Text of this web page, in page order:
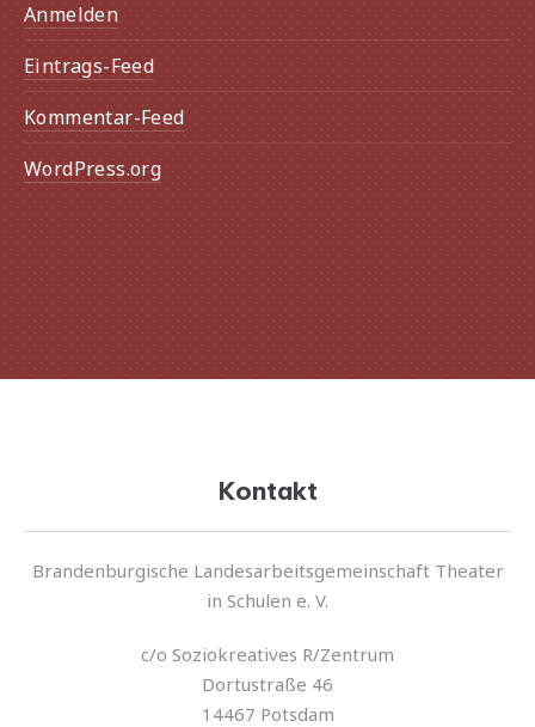
Anmelden
Eintrags-Feed
Kommentar-Feed
WordPress.org
Kontakt
Brandenburgische Landesarbeitsgemeinschaft Theater
in Schulen e. V.
c/o Soziokreatives R/Zentrum
Dortustraße 46
14467 Potsdam